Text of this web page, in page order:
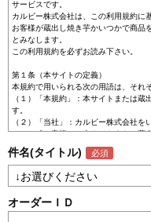
件名(タイトル)
オーダーＩＤ